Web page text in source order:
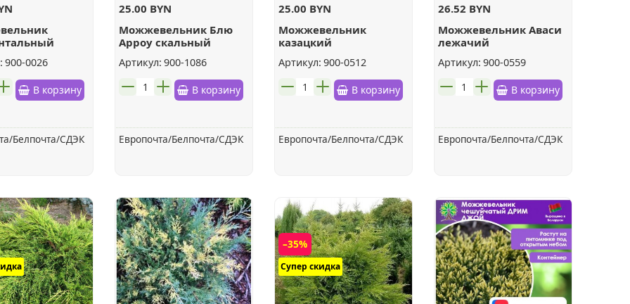
900-0026
В корзину
Белпочта/СДЭК
25.00 BYN
Можжевельник Блю
Арроу скальный
Артикул: 900-1086
шт. В корзину
Европочта/Белпочта/СДЭК
25.00 BYN
Можжевельник
казацкий
Артикул: 900-0512
шт. В корзину
Европочта/Белпочта/СДЭК
26.52 BYN
Можжевельник Аваси
лежачий
Артикул: 900-0559
шт. В корзину
Европочта/Белпочта/СДЭК
–35%
Супер скидка